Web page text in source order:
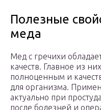
Полезные
меда
Мед с гречихи
качеств. Главное из
полноценным и
для организма.
актуально при
после болезней и